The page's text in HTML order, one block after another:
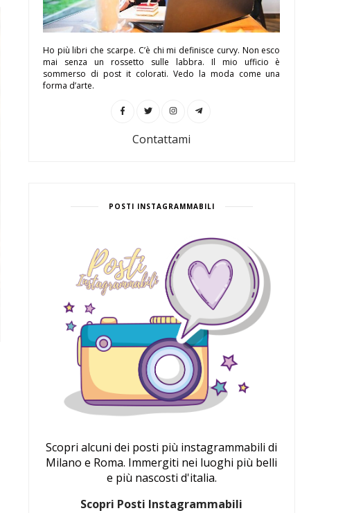
Ho più libri che scarpe. C’è chi mi definisce curvy. Non esco
mai senza un rossetto sulle labbra. Il mio ufficio è
sommerso di post it colorati. Vedo la moda come una
forma d’arte.
Contattami
POSTI INSTAGRAMMABILI
Scopri alcuni dei posti più instagrammabili di
Milano e Roma. Immergiti nei luoghi più belli
e più nascosti d'italia.
Scopri Posti Instagrammabili